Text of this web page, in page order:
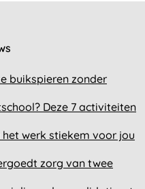
buikspieren zonder
Deze 7 activiteiten
het werk stiekem voor jou
zorg van twee